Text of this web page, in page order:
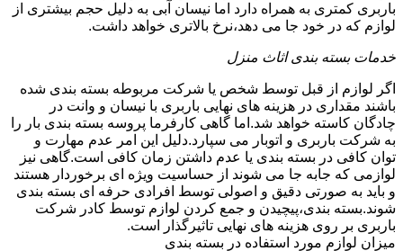
باربری کمتری به همراه دارد اما نیسان آبی به دلیل حجم بیشتری از
لوازم که در خود جا می دهد،نرخ بالاتری خواهد داشت.
خدمات بسته بندی اثاث منزل
اگر لوازم از قبل توسط شخص یا شرکت مربوطه بسته بندی شده
باشند مقداری در هزینه های نهایی باربری با نیسان و وانت در
چادگان کاسته خواهد شد.اما گاهی کارفرما پروسه بسته بندی بار را
به شرکت باربری و اتوبار می سپارد.دلیل این امر عدم مهارت و
توان کافی در بسته بندی یا عدم داشتن زمان کافی است.گاهی نیز
لوازمی که جابه جا می شوند از حساسیت ویژه ای برخوردار هستند
و باید به صورتی دقیق و اصولی توسط افرادی حرفه ای بسته بندی
شوند.بسته بندی،پیچیدن و جمع کردن لوازم توسط کادر شرکت
باربری بر روی هزینه های نهایی تاثیرگذار است.
میزان لوازم مورد استفاده در بسته بندی